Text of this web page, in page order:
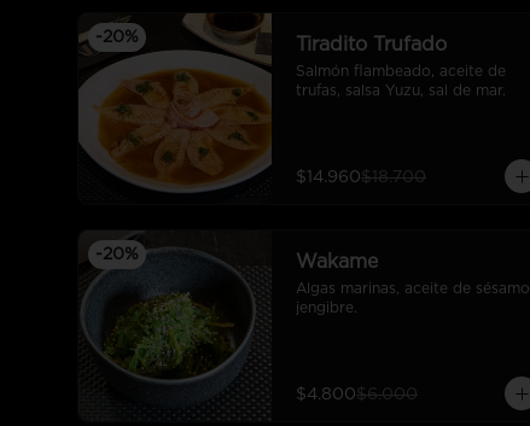
-20% Tiradito Trufado
Salmón flambeado, aceite de
trufas, salsa Yuzu, sal de mar.
$14.960$18.700
-20% Wakame
Algas marinas, aceite de sésamo,
jengibre.
$4.800$6.000